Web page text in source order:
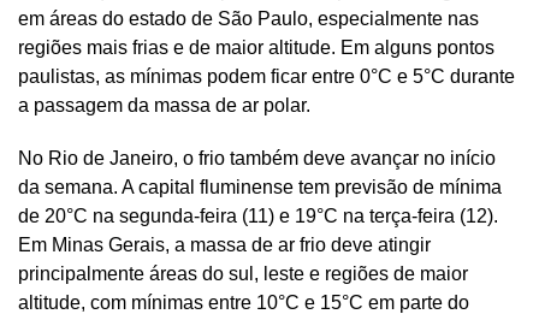
em áreas do estado de São Paulo, especialmente nas
regiões mais frias e de maior altitude. Em alguns pontos
paulistas, as mínimas podem ficar entre 0°C e 5°C durante
a passagem da massa de ar polar.
No Rio de Janeiro, o frio também deve avançar no início
da semana. A capital fluminense tem previsão de mínima
de 20°C na segunda-feira (11) e 19°C na terça-feira (12).
Em Minas Gerais, a massa de ar frio deve atingir
principalmente áreas do sul, leste e regiões de maior
altitude, com mínimas entre 10°C e 15°C em parte do